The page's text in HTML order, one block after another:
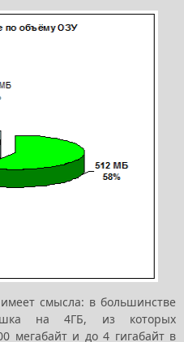
смысла: в большинстве
на 4ГБ, из которых
мегабайт и до 4 гигабайт в